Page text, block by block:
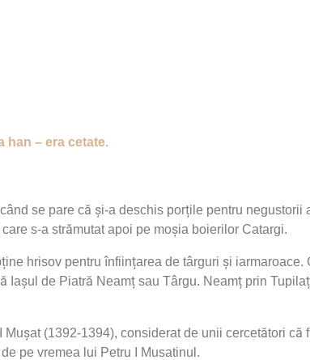
han – era cetate.
se pare că și-a deschis porțile pentru negustorii
s-a strămutat apoi pe moșia boierilor Catargi.
hrisov pentru înființarea de târguri și iarmaroace.
de Piatră Neamț sau Târgu. Neamț prin
(1392-1394), considerat de unii cercetători că
pe vremea lui Petru I Musatinul.